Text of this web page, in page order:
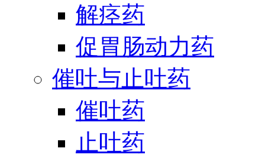
解痉药
促胃肠动力药
催吐与止吐药
催吐药
止吐药